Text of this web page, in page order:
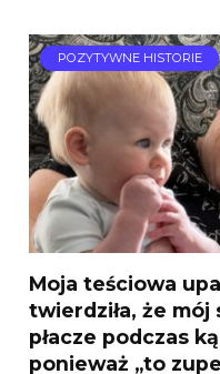
POZYTYWNE HISTORIE
Moja teściowa
twierdziła, że mój
płacze podczas
ponieważ „to